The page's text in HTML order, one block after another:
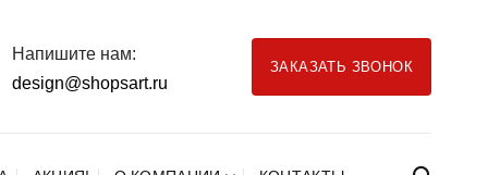
Напишите нам:
design@shopsart.ru
ЗАКАЗАТЬ ЗВОНОК